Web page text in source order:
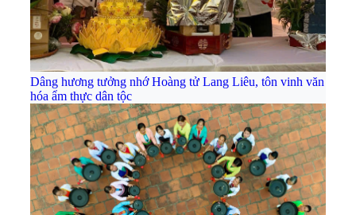
Dâng hương tưởng nhớ Hoàng tử Lang Liêu, tôn vinh văn
hóa ẩm thực dân tộc